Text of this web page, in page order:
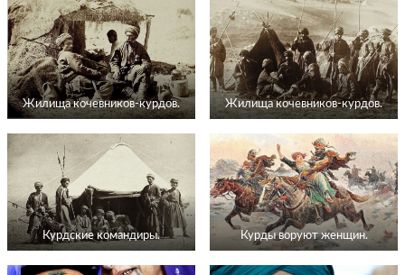
Жилища кочевников-курдов. Жилища кочевников-курдов.
Курдские командиры. Курды воруют женщин.